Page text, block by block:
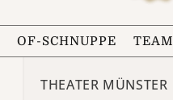
OF-SCHNUPPE TEAM
THEATER MÜNSTER